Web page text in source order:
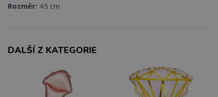
Rozměr: 45 cm
DALŠÍ Z KATEGORIE